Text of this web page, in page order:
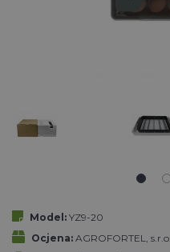
Model: YZ9-20
Ocjena: AGROFORTEL, s.r.o.